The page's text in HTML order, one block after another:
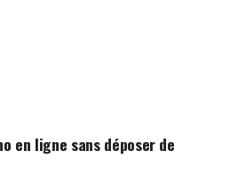
en ligne sans déposer de